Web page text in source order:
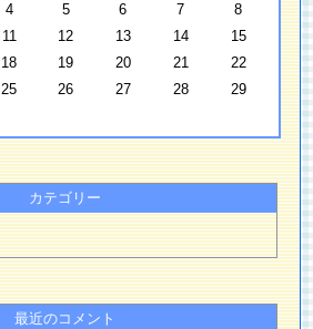
4 5 6 7
8
11 12 13 14
15
18 19 20 21
22
25 26 27 28
29
カテゴリー
最近のコメント